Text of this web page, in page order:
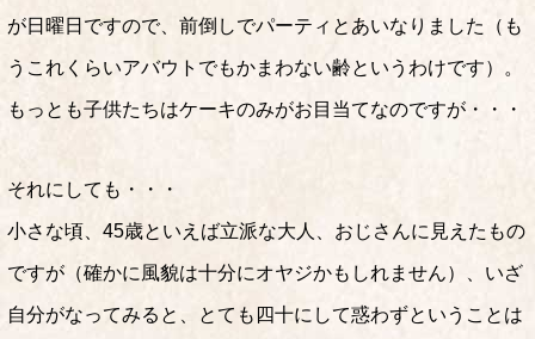
が日曜日ですので、前倒しでパーティとあいなりました（も
うこれくらいアバウトでもかまわない齢というわけです）。
もっとも子供たちはケーキのみがお目当てなのですが・・・
それにしても・・・
小さな頃、45歳といえば立派な大人、おじさんに見えたもの
ですが（確かに風貌は十分にオヤジかもしれません）、いざ
自分がなってみると、とても四十にして惑わずということは